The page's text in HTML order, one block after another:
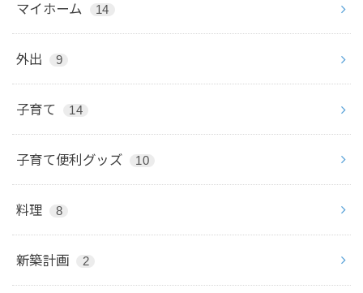
マイホーム 14
外出 9
子育て 14
子育て便利グッズ 10
料理 8
新築計画 2